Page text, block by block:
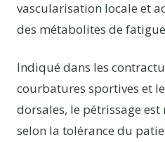
vascularisation locale et
des métabolites de
Indiqué dans les
courbatures sportives et
dorsales, le pétrissage
selon la tolérance du